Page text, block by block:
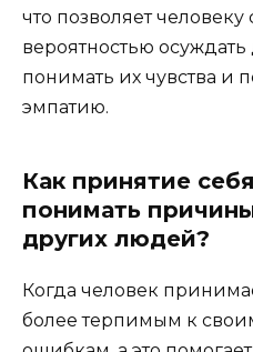
что позволяет
вероятностью
понимать их чувства и
эмпатию.
Как принятие
понимать
других людей?
Когда человек
более терпимым к